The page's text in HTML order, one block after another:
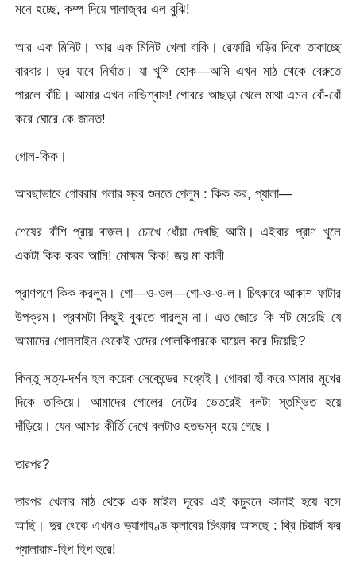
মনে হচ্ছে, কম্প দিয়ে পালাজ্বর এল বুঝি!
আর এক মিনিট। আর এক মিনিট খেলা বাকি। রেফারি ঘড়ির দিকে তাকাচ্ছে
বারবার। ড্র যাবে নির্ঘাত। যা খুশি হোক—আমি এখন মাঠ থেকে বেরুতে
পারলে বাঁচি। আমার এখন নাভিশ্বাস! গোবরে আছড়া খেলে মাথা এমন বোঁ-বোঁ
করে ঘোরে কে জানত!
গোল-কিক।
আবছাভাবে গোবরার গলার স্বর শুনতে পেলুম : কিক কর, প্যালা—
শেষের বাঁশি প্রায় বাজল। চোখে ধোঁয়া দেখছি আমি। এইবার প্রাণ খুলে
একটা কিক করব আমি! মোক্ষম কিক! জয় মা কালী
প্রাণপণে কিক করলুম। গো—ও-ওল—গো-ও-ও-ল। চিৎকারে আকাশ ফাটার
উপক্রম। প্রথমটা কিছুই বুঝতে পারলুম না। এত জোরে কি শট মেরেছি যে
আমাদের গোললাইন থেকেই ওদের গোলকিপারকে ঘায়েল করে দিয়েছি?
কিন্তু সত্য-দর্শন হল কয়েক সেকেন্ডের মধ্যেই। গোবরা হাঁ করে আমার মুখের
দিকে তাকিয়ে। আমাদের গোলের নেটের ভেতরেই বলটা স্তম্ভিত হয়ে
দাঁড়িয়ে। যেন আমার কীর্তি দেখে বলটাও হতভম্ব হয়ে গেছে।
তারপর?
তারপর খেলার মাঠ থেকে এক মাইল দূরের এই কচুবনে কানাই হয়ে বসে
আছি। দুর থেকে এখনও ভ্যাগাবণ্ড ক্লাবের চিৎকার আসছে : থ্রি চিয়ার্স ফর
প্যালারাম-হিপ হিপ হুরে!